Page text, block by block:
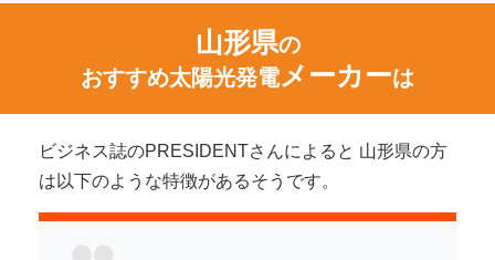
山形県の
おすすめ太陽光発電メーカーは
ビジネス誌のPRESIDENTさんによると 山形県の方
は以下のような特徴があるそうです。